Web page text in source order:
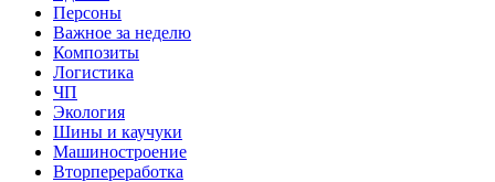
Персоны
Важное за неделю
Композиты
Логистика
ЧП
Экология
Шины и каучуки
Машиностроение
Вторпереработка